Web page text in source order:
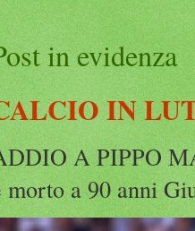
in evidenza
IN
A PIPPO
morto a 90 anni